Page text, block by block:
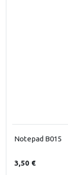
Notepad B015
3,50 €